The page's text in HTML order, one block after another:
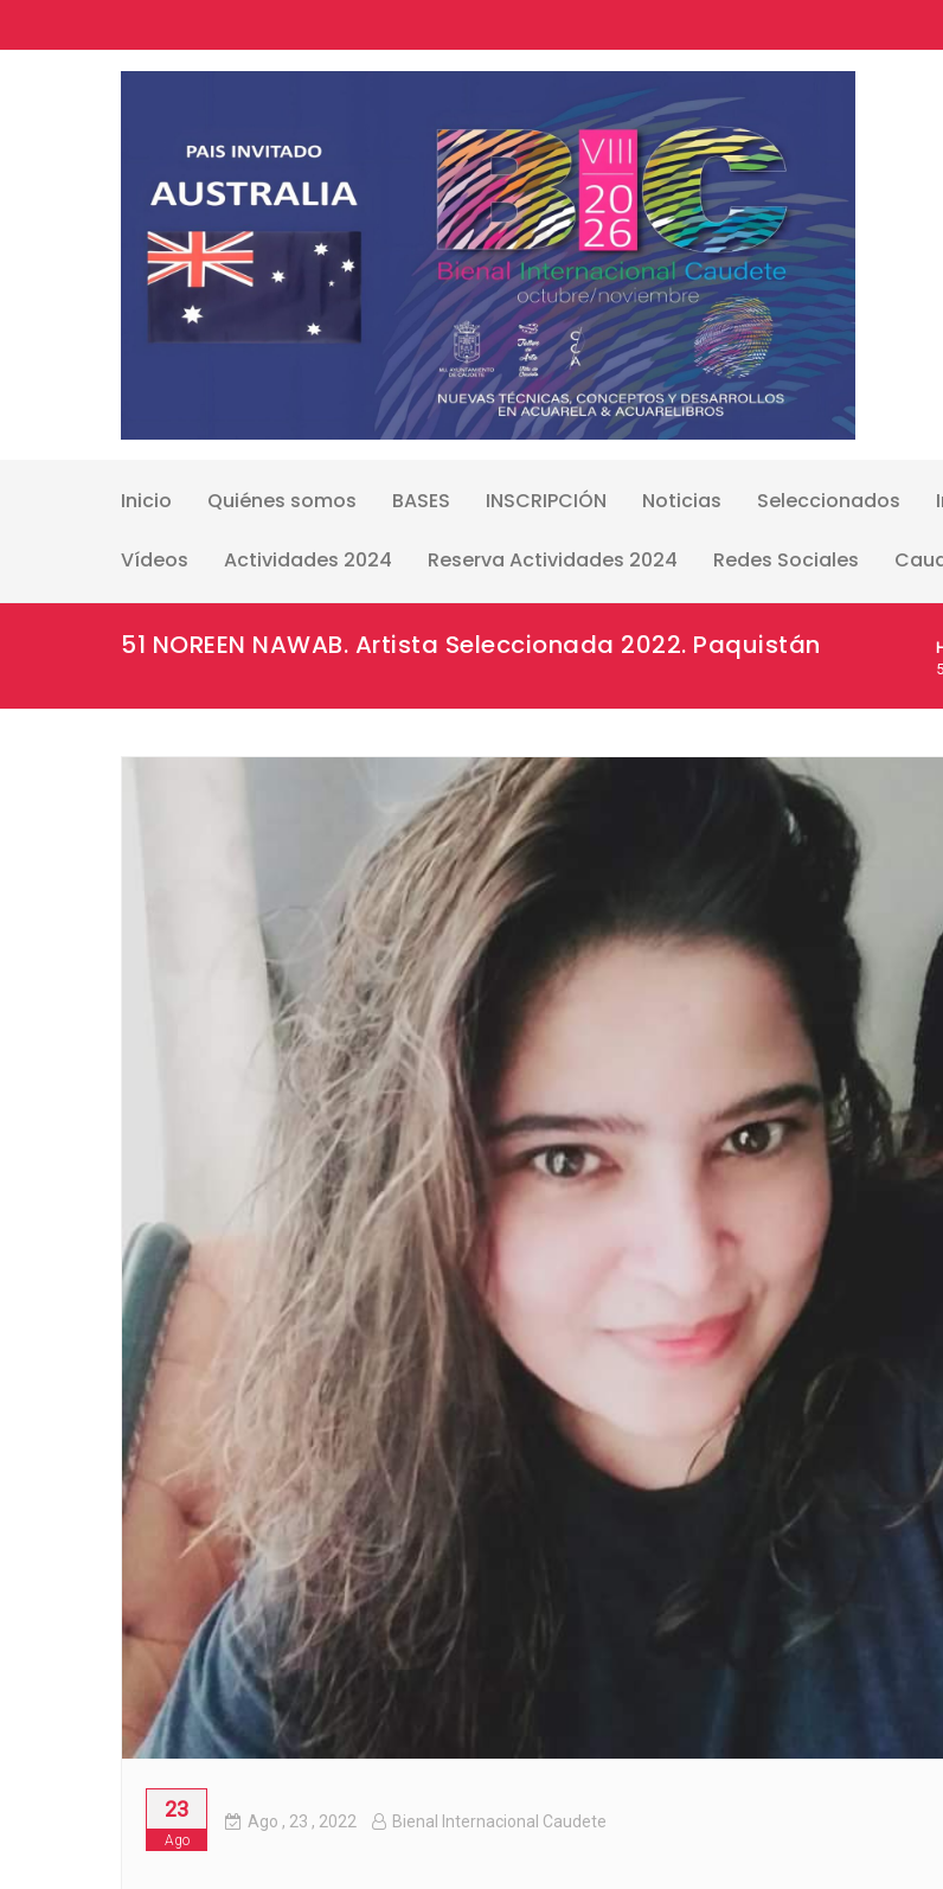
Inicio Quiénes somos BASES INSCRIPCIÓN Noticias Seleccionados
Vídeos Actividades 2024 Reserva Actividades 2024 Redes Sociales
51 NOREEN NAWAB. Artista Seleccionada 2022. Paquistán
23
Ago
Ago , 23 , 2022 Bienal Internacional Caudete